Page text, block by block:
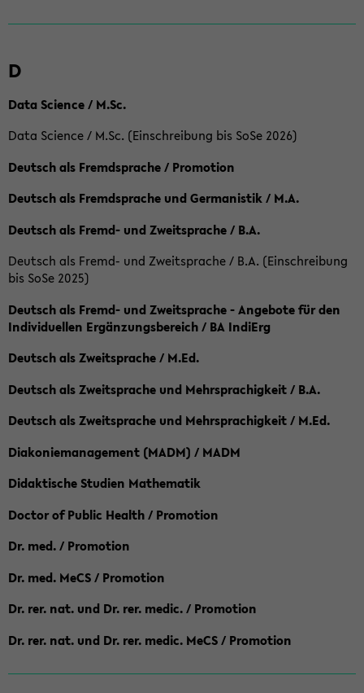
D
Data Science / M.Sc.
Data Science / M.Sc. (Einschreibung bis SoSe 2026)
Deutsch als Fremdsprache / Promotion
Deutsch als Fremdsprache und Germanistik / M.A.
Deutsch als Fremd- und Zweitsprache / B.A.
Deutsch als Fremd- und Zweitsprache / B.A. (Einschreibung
bis SoSe 2025)
Deutsch als Fremd- und Zweitsprache - Angebote für den
Individuellen Ergänzungsbereich / BA IndiErg
Deutsch als Zweitsprache / M.Ed.
Deutsch als Zweitsprache und Mehrsprachigkeit / B.A.
Deutsch als Zweitsprache und Mehrsprachigkeit / M.Ed.
Diakoniemanagement (MADM) / MADM
Didaktische Studien Mathematik
Doctor of Public Health / Promotion
Dr. med. / Promotion
Dr. med. MeCS / Promotion
Dr. rer. nat. und Dr. rer. medic. / Promotion
Dr. rer. nat. und Dr. rer. medic. MeCS / Promotion